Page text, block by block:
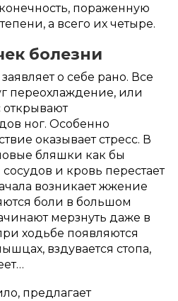
пораженную
а всего их четыре.
болезни
о себе рано. Все
переохлаждение, или
открывают
ног. Особенно
оказывает стресс. В
бляшки как бы
и кровь перестает
возникает жжение
боли в большом
мерзнуть даже в
ходьбе появляются
вздувается стопа,
предлагает